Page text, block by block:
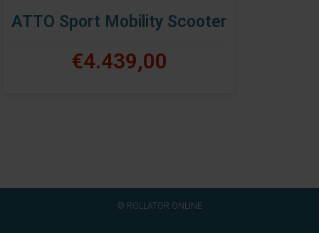
ATTO Sport Mobility Scooter
€4.439,00
© ROLLATOR ONLINE